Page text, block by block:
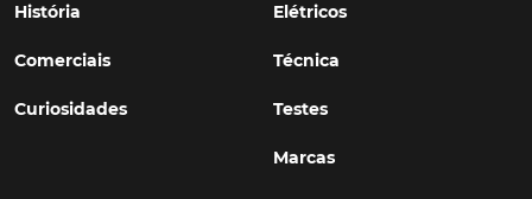
História
Comerciais
Curiosidades
Elétricos
Técnica
Testes
Marcas